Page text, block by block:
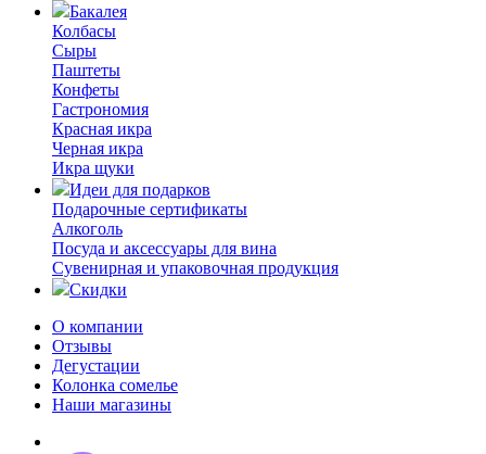
Бакалея
Колбасы
Сыры
Паштеты
Конфеты
Гастрономия
Красная икра
Черная икра
Икра щуки
Идеи для подарков
Подарочные сертификаты
Алкоголь
Посуда и аксессуары для вина
Сувенирная и упаковочная продукция
Скидки
О компании
Отзывы
Дегустации
Колонка сомелье
Наши магазины